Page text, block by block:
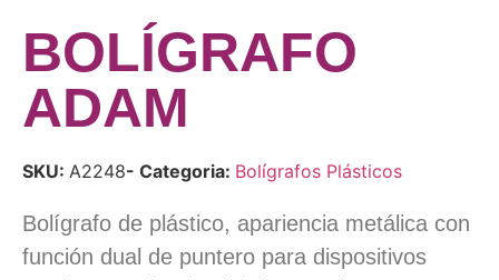
BOLÍGRAFO
ADAM
SKU: A2248- Categoria: Bolígrafos Plásticos
Bolígrafo de plástico, apariencia metálica con
función dual de puntero para dispositivos